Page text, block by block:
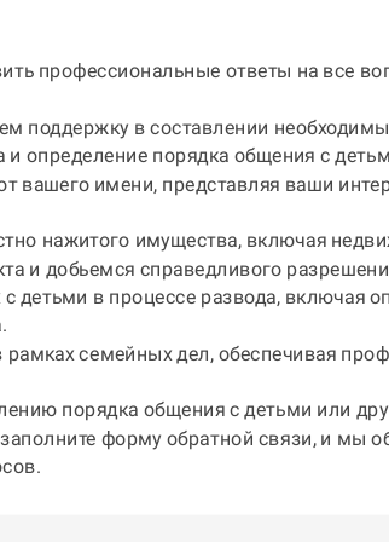
профессиональные ответы на все
поддержку в составлении
определение порядка общения с
вашего имени, представляя ваши
нажитого имущества, включая
и добьемся справедливого
детьми в процессе развода, включая
семейных дел, обеспечивая
порядка общения с детьми или
форму обратной связи, и мы